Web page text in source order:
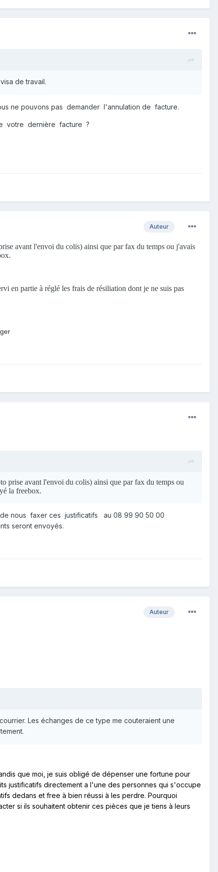
de travail.
ne pouvons pas demander l'annulation de facture.
votre dernière facture ?
Auteur
avant l'envoi du colis) ainsi que par fax du temps ou j'avais
en partie à réglé les frais de résiliation dont je ne suis pas
prise avant l'envoi du colis) ainsi que par fax du temps ou
la freebox.
nous faxer ces justificatifs au 08 99 90 50 00
seront envoyés.
Auteur
Les échanges de ce type me couteraient une
que moi, je suis obligé de dépenser une fortune pour
justificatifs directement a l'une des personnes qui s'occupe
dedans et free à bien réussi à les perdre. Pourquoi
si ils souhaitent obtenir ces pièces que je tiens à leurs